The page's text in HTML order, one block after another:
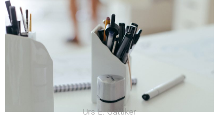
Urs E. Gattiker